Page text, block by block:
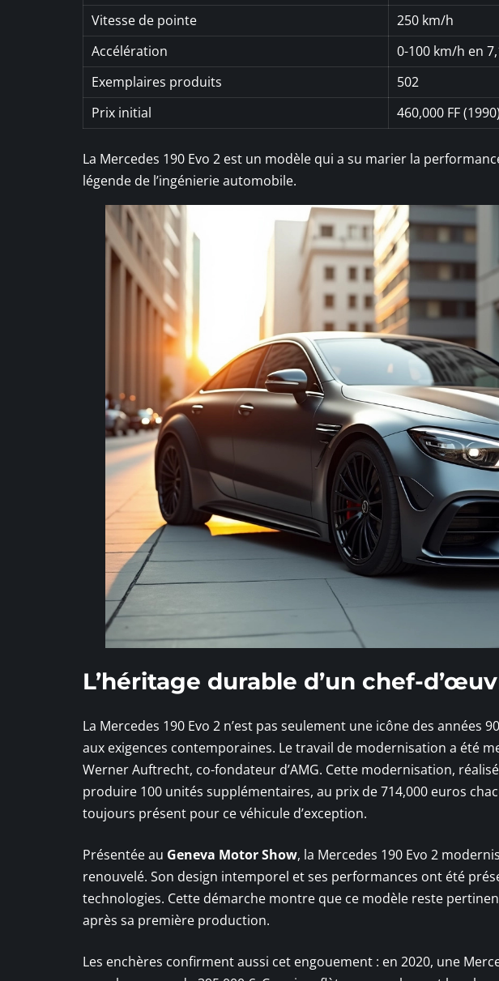
Vitesse de pointe
250 km/h
Accélération
0-100 km/h en
Exemplaires produits
502
Prix initial
460,000 FF (1990)
La Mercedes 190 Evo 2 est un modèle qui a su marier la
légende de l’ingénierie automobile.
L’héritage durable d’un chef-
La Mercedes 190 Evo 2 n’est pas seulement une icône des années
aux exigences contemporaines. Le travail de modernisation a été
Werner Auftrecht, co-fondateur d’AMG. Cette modernisation,
produire 100 unités supplémentaires, au prix de 714,000 euros
toujours présent pour ce véhicule d’exception.
Présentée au Geneva Motor Show, la Mercedes 190 Evo 2
renouvelé. Son design intemporel et ses performances ont été
technologies. Cette démarche montre que ce modèle reste
après sa première production.
Les enchères confirment aussi cet engouement : en 2020, une